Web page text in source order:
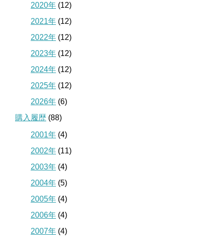
2020年 (12)
2021年 (12)
2022年 (12)
2023年 (12)
2024年 (12)
2025年 (12)
2026年 (6)
購入履歴 (88)
2001年 (4)
2002年 (11)
2003年 (4)
2004年 (5)
2005年 (4)
2006年 (4)
2007年 (4)